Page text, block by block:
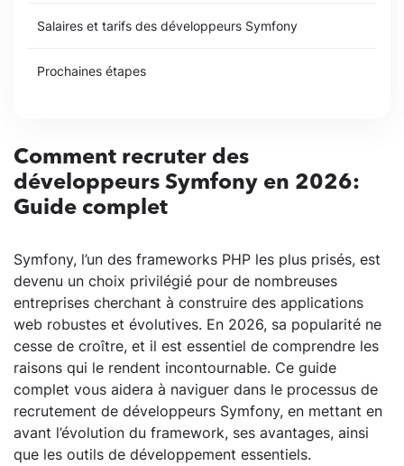
Comment recruter des
développeurs Symfony en 2026:
Guide complet
Symfony, l’un des frameworks PHP les plus prisés, est
devenu un choix privilégié pour de nombreuses
entreprises cherchant à construire des applications
web robustes et évolutives. En 2026, sa popularité ne
cesse de croître, et il est essentiel de comprendre les
raisons qui le rendent incontournable. Ce guide
complet vous aidera à naviguer dans le processus de
recrutement de développeurs Symfony, en mettant en
avant l’évolution du framework, ses avantages, ainsi
que les outils de développement essentiels.
Salaires et tarifs des développeurs Symfony
Prochaines étapes